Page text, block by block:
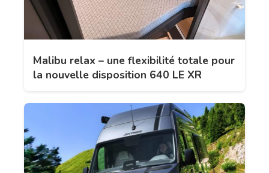
Malibu relax – une flexibilité totale pour
la nouvelle disposition 640 LE XR